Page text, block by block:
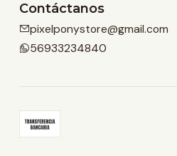
Contáctanos
pixelponystore@gmail.com
56933234840